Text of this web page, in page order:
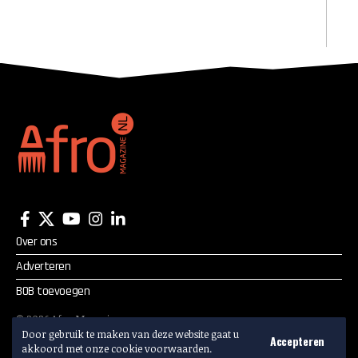
Door gebruik te maken van deze website gaat u
akkoord met onze cookie voorwaarden.
Accepteren
Over ons
Adverteren
BOB toevoegen
©2026Afro Magazine.
Alle rechten voorbehouden.
Adverteren? Mail:info@afromagazine.nl